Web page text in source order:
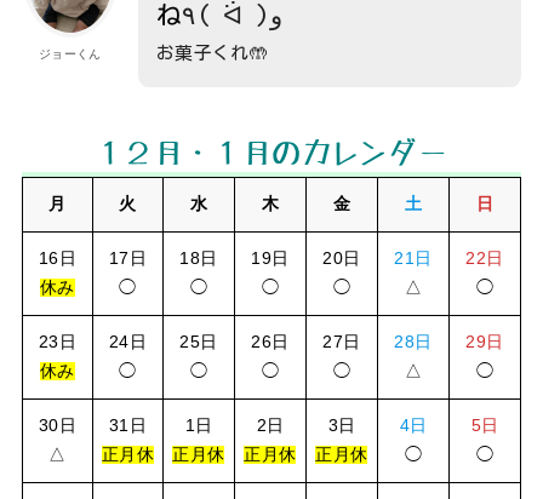
ジョーくん
ね
٩( ᐛ )و
お菓子くれ🤲
１２月・１月のカレンダー
月 火 水 木 金 土 日
16日
休み
17日
◯
18日
◯
19日
◯
20日
◯
21日
△
22日
◯
23日
休み
24日
◯
25日
◯
26日
◯
27日
◯
28日
△
29日
◯
30日
△
31日
正月休
1日
正月休
2日
正月休
3日
正月休
4日
◯
5日
◯